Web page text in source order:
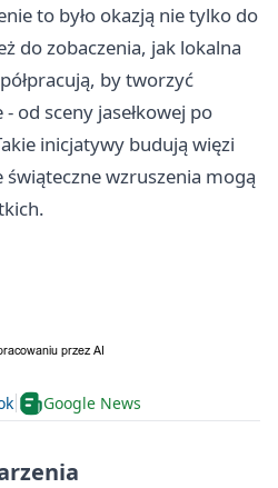
to było okazją nie tylko do
do zobaczenia, jak lokalna
by tworzyć
od sceny jasełkowej po
inicjatywy budują więzi
świąteczne wzruszenia mogą
Google News